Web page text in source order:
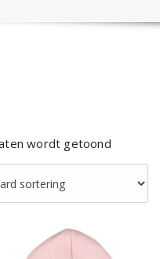
wordt getoond